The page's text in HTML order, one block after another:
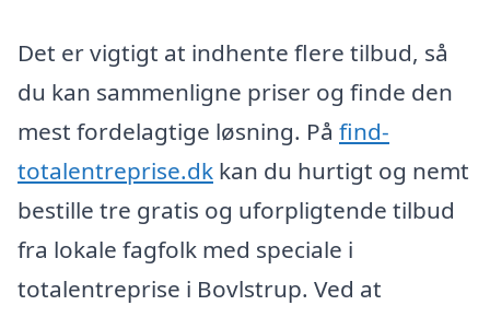
Det er vigtigt at indhente flere tilbud, så
du kan sammenligne priser og finde den
mest fordelagtige løsning. På find-
totalentreprise.dk kan du hurtigt og nemt
bestille tre gratis og uforpligtende tilbud
fra lokale fagfolk med speciale i
totalentreprise i Bovlstrup. Ved at